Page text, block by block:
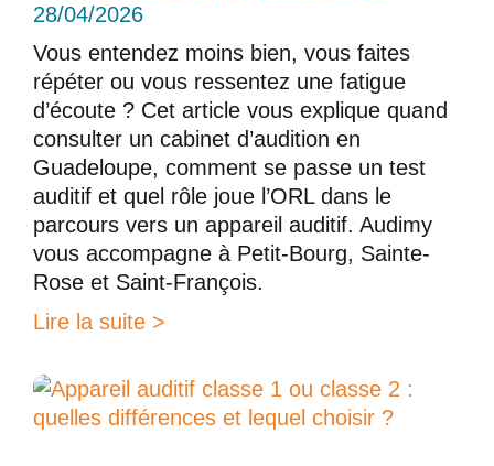
28/04/2026
Vous entendez moins bien, vous faites
répéter ou vous ressentez une fatigue
d’écoute ? Cet article vous explique quand
consulter un cabinet d’audition en
Guadeloupe, comment se passe un test
auditif et quel rôle joue l’ORL dans le
parcours vers un appareil auditif. Audimy
vous accompagne à Petit-Bourg, Sainte-
Rose et Saint-François.
Lire la suite >